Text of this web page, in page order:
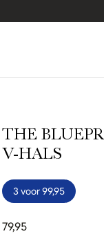
THE
V-HALS
3 voor 99,95
79,95